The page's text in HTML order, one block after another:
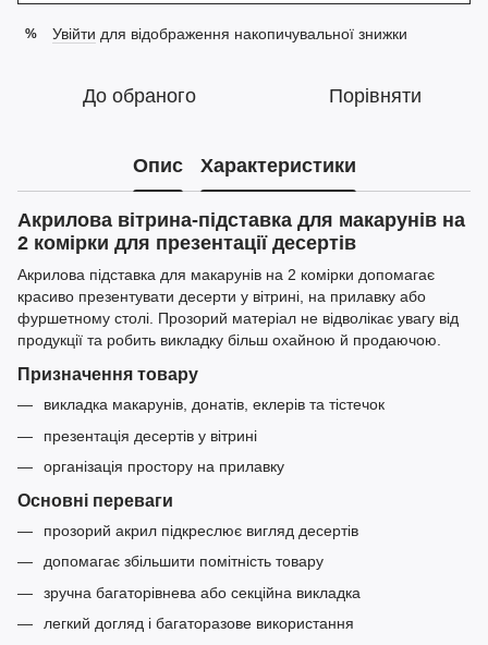
% Увійти для відображення накопичувальної знижки
До обраного Порівняти
Опис Характеристики
Акрилова вітрина-підставка для макарунів на
2 комірки для презентації десертів
Акрилова підставка для макарунів на 2 комірки допомагає
красиво презентувати десерти у вітрині, на прилавку або
фуршетному столі. Прозорий матеріал не відволікає увагу від
продукції та робить викладку більш охайною й продаючою.
Призначення товару
викладка макарунів, донатів, еклерів та тістечок
презентація десертів у вітрині
організація простору на прилавку
Основні переваги
прозорий акрил підкреслює вигляд десертів
допомагає збільшити помітність товару
зручна багаторівнева або секційна викладка
легкий догляд і багаторазове використання